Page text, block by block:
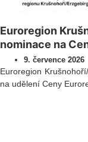
Euroregion
nominace na
9. července 2026
Euroregion
na udělení Ceny